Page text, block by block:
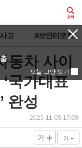
고 #보안리포트
동차 사이
국가대표
완성
2025-11-05 17:09
가 + 가 -
오늘 그만 보기